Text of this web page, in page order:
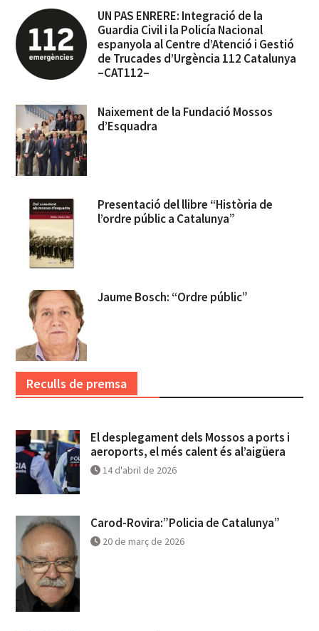
UN PAS ENRERE: Integració de la
Guardia Civil i la Policía Nacional
espanyola al Centre d’Atenció i Gestió
de Trucades d’Urgència 112 Catalunya
–CAT112–
Naixement de la Fundació Mossos
d’Esquadra
Presentació del llibre “Història de
l’ordre públic a Catalunya”
Jaume Bosch: “Ordre públic”
Reculls de premsa
El desplegament dels Mossos a ports i
aeroports, el més calent és al’aigüera
14 d'abril de 2026
Carod-Rovira:”Policia de Catalunya”
20 de març de 2026